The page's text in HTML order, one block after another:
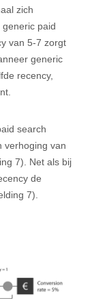
zich
paid
van 5-7 zorgt
generic
recency,
search
verhoging van
7). Net als bij
de
7).